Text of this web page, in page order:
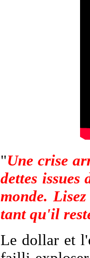
"Une crise
dettes issues
monde.
tant qu'il
Le dollar et